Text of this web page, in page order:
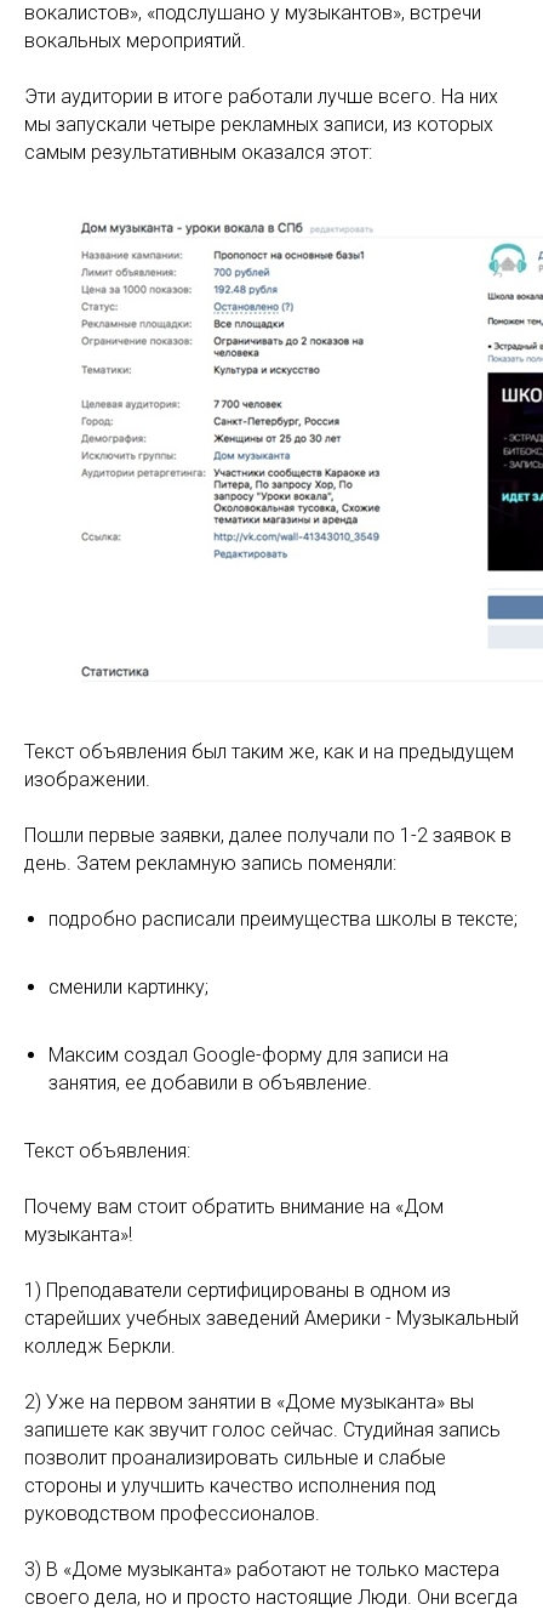
вокалистов», «подслушано у музыкантов», встречи
вокальных мероприятий.
Эти аудитории в итоге работали лучше всего. На них
мы запускали четыре рекламных записи, из которых
самым результативным оказался этот:
Текст объявления был таким же, как и на предыдущем
изображении.
Пошли первые заявки, далее получали по 1-2 заявок в
день. Затем рекламную запись поменяли:
подробно расписали преимущества школы в тексте;
сменили картинку;
Максим создал Google-форму для записи на
занятия, ее добавили в объявление.
Текст объявления:
Почему вам стоит обратить внимание на «Дом
музыканта»!
1) Преподаватели сертифицированы в одном из
старейших учебных заведений Америки - Музыкальный
колледж Беркли.
2) Уже на первом занятии в «Доме музыканта» вы
запишете как звучит голос сейчас. Студийная запись
позволит проанализировать сильные и слабые
стороны и улучшить качество исполнения под
руководством профессионалов.
3) В «Доме музыканта» работают не только мастера
своего дела, но и просто настоящие Люди. Они всегда